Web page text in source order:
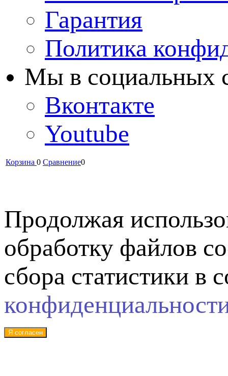
Гарантия
Политика
Мы в cоциальных
Вконтакте
Youtube
Корзина 0 Сравнение0
Продолжая
обработку файлов
сбора статистики в
Я согласен